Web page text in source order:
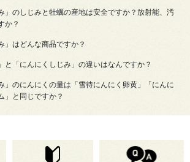
」のしじみと牡蠣の産地は安全ですか？放射能、汚
か？
」はどんな商品ですか？
と「にんにくしじみ」の違いはなんですか？
」のにんにくの量は「雪待にんにく卵黄」「にんに
」と同じですか？